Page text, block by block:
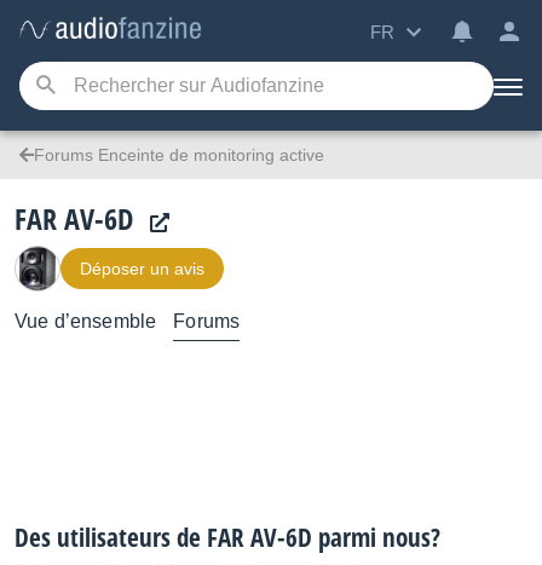
FR
Forums Enceinte de monitoring active
FAR AV-6D
Déposer un avis
Vue d’ensemble Forums
Des utilisateurs de FAR AV-6D parmi nous?